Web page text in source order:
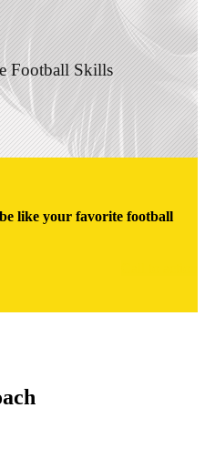
Football Skills
like your favorite football